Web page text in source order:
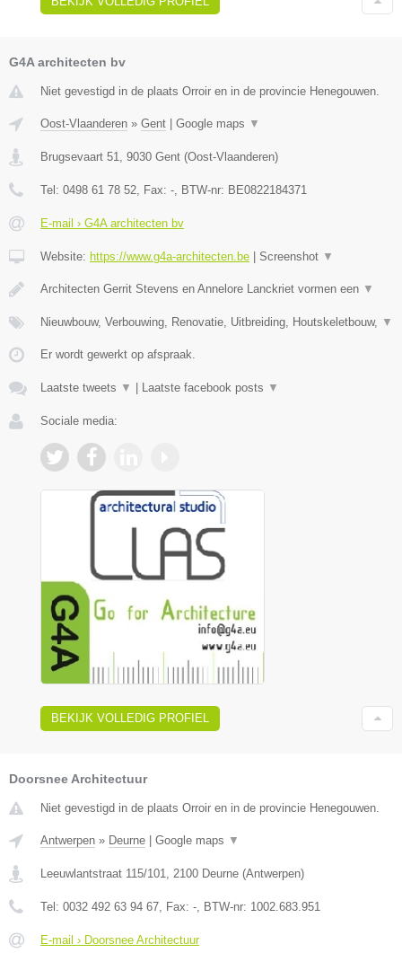
G4A architecten bv
Niet gevestigd in de plaats Orroir en in de provincie Henegouwen.
Oost-Vlaanderen » Gent Google maps ▼
Brugsevaart 51, 9030 Gent (Oost-Vlaanderen)
Tel: 0498 61 78 52, Fax: -, BTW-nr: BE0822184371
E-mail › G4A architecten bv
Website: https://www.g4a-architecten.be Screenshot ▼
Architecten Gerrit Stevens en Annelore Lanckriet vormen een ▼
Nieuwbouw, Verbouwing, Renovatie, Uitbreiding, Houtskeletbouw, ▼
Er wordt gewerkt op afspraak.
Laatste tweets ▼ Laatste facebook posts ▼
Sociale media:
BEKIJK VOLLEDIG PROFIEL
Doorsnee Architectuur
Niet gevestigd in de plaats Orroir en in de provincie Henegouwen.
Antwerpen » Deurne | Google maps ▼
Leeuwlantstraat 115/101 2100 Deurne (Antwerpen)
Tel: 0032 492 63 94 67 , Fax: - , BTW-nr: 1002.683.951
E-mail › Doorsnee Architectuur